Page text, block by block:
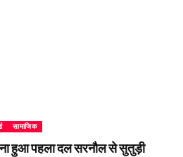
सामाजिक
हुआ पहला दल सरनौल से सुतुड़ी